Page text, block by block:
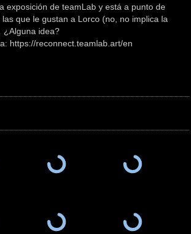
exposición de teamLab y está a punto de
que le gustan a Lorco (no, no implica la
¿Alguna idea?
https://reconnect.teamlab.art/en